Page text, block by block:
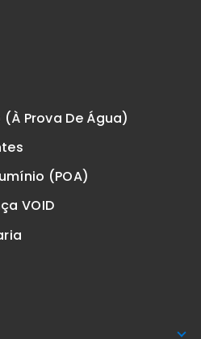
Prova De Água)
(POA)
VOID